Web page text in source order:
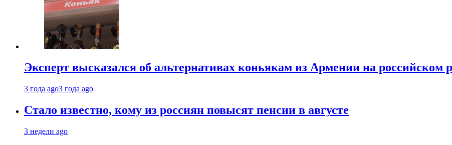
Эксперт высказался об альтернативах коньякам из Армении на российском
3 года ago3 года ago
Стало известно, кому из россиян повысят пенсии в августе
3 недели ago